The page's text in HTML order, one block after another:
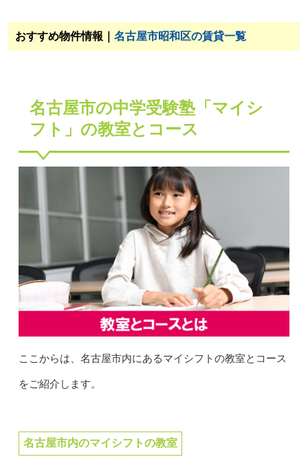
おすすめ物件情報｜ 名古屋市昭和区の賃貸一覧
名古屋市の中学受験塾「マイシ
フト」の教室とコース
ここからは、名古屋市内にあるマイシフトの教室とコース
をご紹介します。
名古屋市内のマイシフトの教室